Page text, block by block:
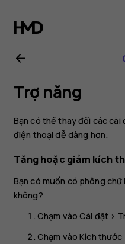
Hướng
dẫn
sử
dụng
Nokia
8.1
Trợ năng
Bạn có thể thay đổi các
điện thoại dễ dàng hơn.
Tăng hoặc giảm kích
Bạn có muốn có phông
không?
Chạm vàoCài đặt >
Chạm vàoKích thước